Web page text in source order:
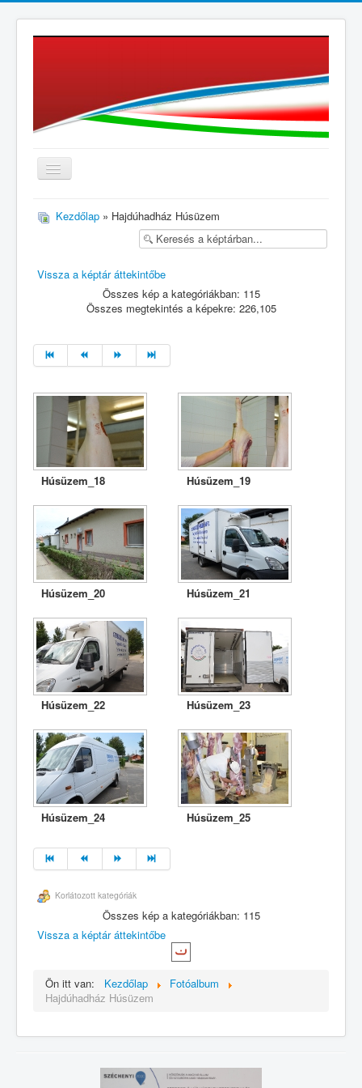
Kezdőlap » Hajdúhadház Húsüzem
Vissza a képtár áttekintőbe
Összes kép a kategóriákban: 115
Összes megtekintés a képekre: 226,105
Húsüzem_18 Húsüzem_19
Húsüzem_20 Húsüzem_21
Húsüzem_22 Húsüzem_23
Húsüzem_24 Húsüzem_25
Korlátozott kategóriák
Összes kép a kategóriákban: 115
Vissza a képtár áttekintőbe
Ön itt van: Kezdőlap
Fotóalbum
Hajdúhadház Húsüzem